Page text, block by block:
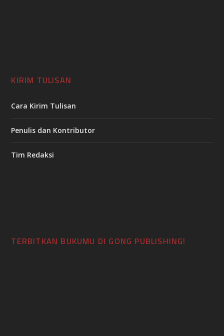
KIRIM TULISAN
Cara Kirim Tulisan
Penulis dan Kontributor
Tim Redaksi
TERBITKAN BUKUMU DI GONG PUBLISHING!